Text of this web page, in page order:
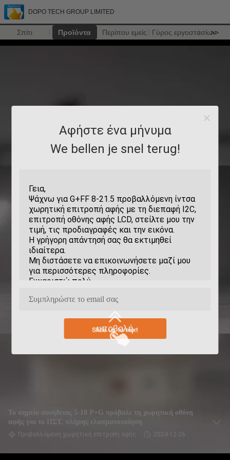
DOPO TECH GROUP LIMITED
Σπίτι Προϊόντα Περίπου εμείς Γύρος εργοστασίων
>>
Αφήστε ένα μήνυμα
We bellen je snel terug!
υποβολή
Το σημείο συνήθειας 5-10 P+G πρόβαλε τη χωρητική οθόνη
αφής για το ΠΣΤ, πλήρης ελασματοποίηση
Προβαλλόμενη χωρητική επιτροπή αφής 2024-12-26